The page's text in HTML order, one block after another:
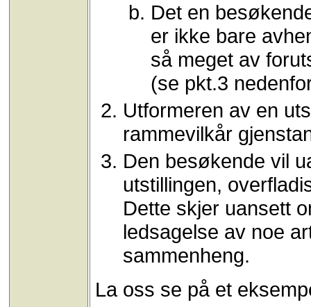
Det en
er ikke bare
så meget av
(se pkt.3
Utformeren av en
rammevilkår
Den besøkende vil
utstillingen,
Dette skjer uansett
ledsagelse av noe
sammenheng.
La oss se på et